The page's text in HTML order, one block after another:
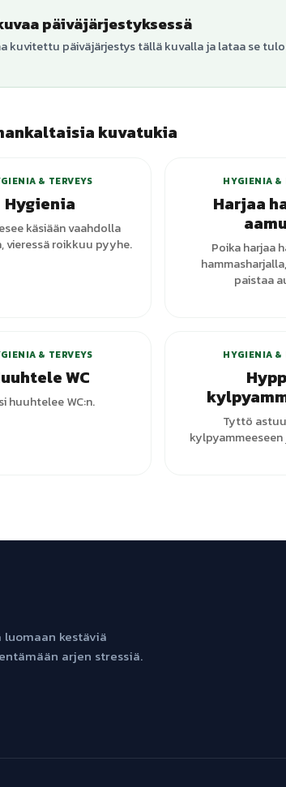
päiväjärjestyksessä
kuvitettu päiväjärjestys tällä kuvalla ja lataa se
kuvatukia
+7varianttia
& TERVEYS
Hygienia
käsiään vaahdolla
vieressä roikkuu pyyhe.
HYGIENIA &
Harjaa
Poika harjaa
paistaa
& TERVEYS
WC
huuhtelee WC:n.
HYGIENIA &
Tyttö
kestäviä
arjen stressiä.